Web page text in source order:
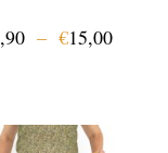
– €15,00